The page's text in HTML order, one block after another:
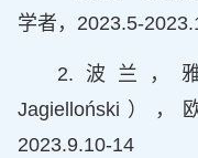
学者，2023.5-
2.波兰，
Jagielloński）
2023.9.10-14